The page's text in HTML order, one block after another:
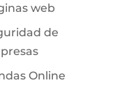
web
de
Online